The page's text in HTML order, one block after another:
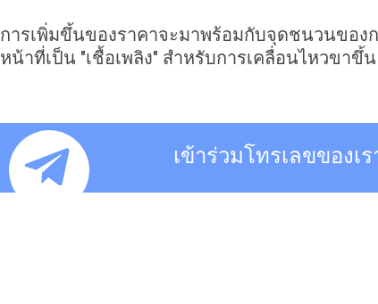
การเพิ่มขึ้นของราคาจะมาพร้อมกับจุดชนวนขอ
หน้าที่เป็น "เชื้อเพลิง" สำหรับการเคลื่อนไหวขาขึ้น
เข้าร่วมโทรเลขของเร